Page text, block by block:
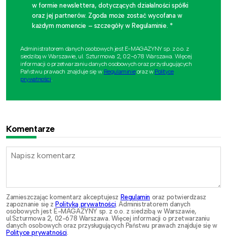
w formie newslettera, dotyczących działalności spółki
oraz jej partnerów. Zgoda może zostać wycofana w
każdym momencie – szczegóły w Regulaminie. *
Administratorem danych osobowych jest E-MAGAZYNY sp. z o.o. z
siedzibą w Warszawie, ul. Szturmowa 2, 02-678 Warszawa. Więcej
informacji o przetwarzaniu danych osobowych oraz przysługujących
Państwu prawach znajduje się w Regulaminieoraz w Polityce
prywatności.
Komentarze
Zamieszczając komentarz akceptujesz Regulamin oraz potwierdzasz
zapoznanie się zPolityką prywatności . Administratorem danych
osobowych jest E-MAGAZYNY sp. z o.o. z siedzibą w Warszawie,
ul.Szturmowa 2, 02-678 Warszawa. Więcej informacji o przetwarzaniu
danych osobowych oraz przysługujących Państwu prawach znajduje się w
Polityce prywatności